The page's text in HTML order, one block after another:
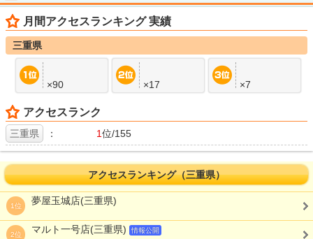
月間アクセスランキング 実績
三重県
×90 ×17 ×7
アクセスランク
三重県 ： 1位/155
アクセスランキング（三重県）
1位 夢屋玉城店(三重県)
2位 マルト一号店(三重県) 情報公開